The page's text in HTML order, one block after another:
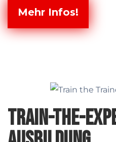
Mehr Infos!
TRAIN-THE-